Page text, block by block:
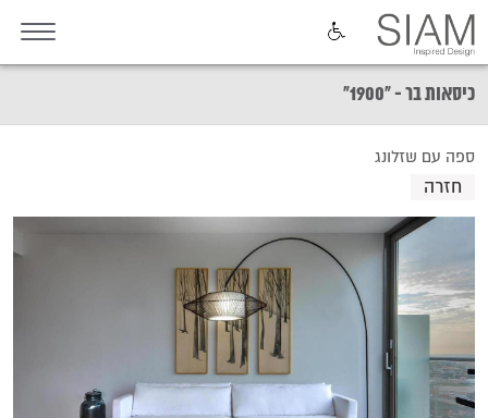
כיסאות בר - "1900"
ספה עם שזלונג
חזרה